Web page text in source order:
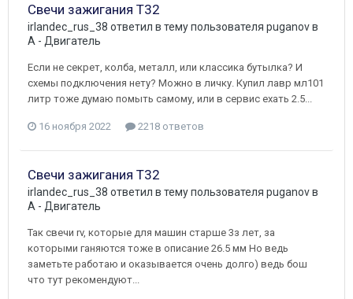
Свечи зажигания Т32
irlandec_rus_38 ответил в тему пользователя puganovв
A - Двигатель
Если не секрет, колба, металл, или классика бутылка? И
схемы подключения нету? Можно в личку. Купил лавр мл101
литр тоже думаю помыть самому, или в сервис ехать 2.5...
16 ноября 2022 2218 ответов
Свечи зажигания Т32
irlandec_rus_38 ответил в тему пользователя puganovв
A - Двигатель
Так свечи rv, которые для машин старше 3з лет, за
которыми ганяются тоже в описание 26.5 мм Но ведь
заметьте работаю и оказывается очень долго) ведь бош
что тут рекомендуют...